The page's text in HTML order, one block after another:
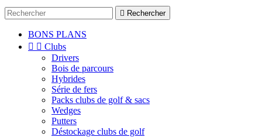
 Rechercher
BONS PLANS
  Clubs
Drivers
Bois de parcours
Hybrides
Série de fers
Packs clubs de golf & sacs
Wedges
Putters
Déstockage clubs de golf